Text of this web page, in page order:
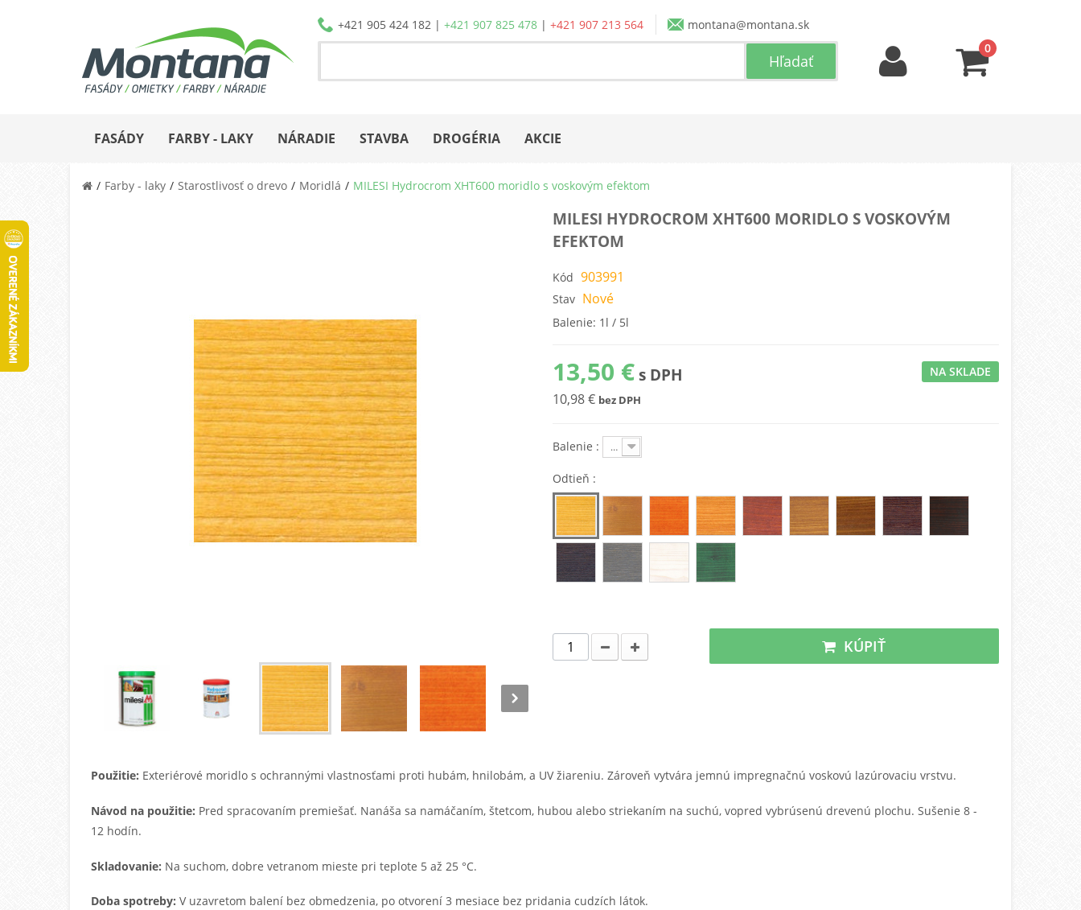
+421 905 424 182| +421 907 825 478| +421 907 213 564
montana@montana.sk
0
FASÁDY FARBY - LAKY NÁRADIE STAVBA DROGÉRIA AKCIE
Farby - laky Starostlivosť o drevo Moridlá MILESI Hydrocrom XHT600 moridlo s voskovým efektom
MILESI HYDROCROM XHT600 MORIDLO S VOSKOVÝM
EFEKTOM
Kód 903991
Stav Nové
Balenie: 1l / 5l
13,50 € s DPH
10,98 € bez DPH
NA SKLADE
Balenie : 1 l
Odtieň :
KÚPIŤ
Použitie: Exteriérové moridlo s ochrannými vlastnosťami proti hubám, hnilobám, a UV žiareniu. Zároveň vytvára jemnú impregnačnú voskovú lazúrovaciu vrstvu.
Návod na použitie: Pred spracovaním premiešať. Nanáša sa namáčaním, štetcom, hubou alebo striekaním na suchú, vopred vybrúsenú drevenú plochu. Sušenie 8 -
12 hodín.
Skladovanie: Na suchom, dobre vetranom mieste pri teplote 5 až 25 °C.
Doba spotreby:V uzavretom balení bez obmedzenia, po otvorení 3 mesiace bez pridania cudzích látok.